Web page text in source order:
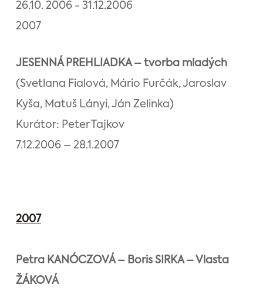
26.10. 2006 - 31.12.2006
2007
JESENNÁ PREHLIADKA – tvorba mladých
(Svetlana Fialová, Mário Furčák, Jaroslav
Kyša, Matuš Lányi, Ján Zelinka)
Kurátor: Peter Tajkov
7.12.2006 – 28.1.2007
2007
Petra KANÓCZOVÁ – Boris SIRKA – Vlasta
ŽÁKOVÁ